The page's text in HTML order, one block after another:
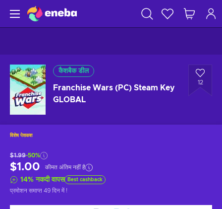
कैशबैक डील
Franchise Wars (PC) Steam Key
GLOBAL
12
विशेष पेशकश
$1.99-50%
$1.00 कीमत अंतिम नहीं है
14%नकदी वापस Best cashback
प्रमोशन समाप्त 49 दिन में!